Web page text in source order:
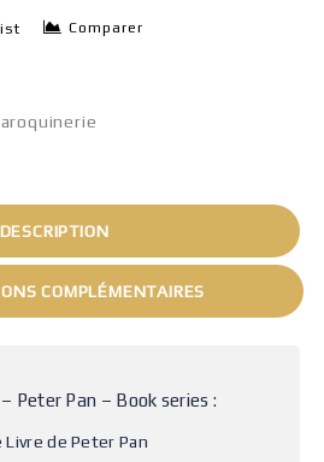
Comparer
DESCRIPTION
COMPLÉMENTAIRES
Peter Pan – Book series :
de Peter Pan